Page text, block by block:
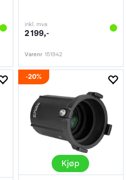
inkl. mva
2 199,-
Varenr 151942
20%
Kjøp